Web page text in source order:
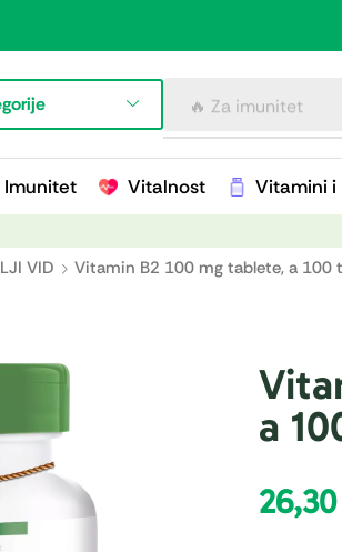
🔥 Za imunitet
Imunitet Vitalnost Vitamini i
VID Vitamin B2 100 mg tablete, a 100
a
26,30